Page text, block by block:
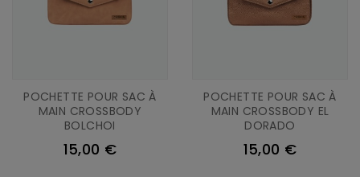
POCHETTE POUR SAC À
MAIN CROSSBODY
BOLCHOI
15,00 €
POCHETTE POUR SAC À
MAIN CROSSBODY EL
DORADO
15,00 €